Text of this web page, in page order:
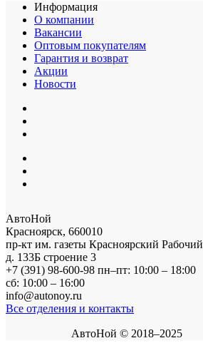
Информация
О компании
Вакансии
Оптовым покупателям
Гарантия и возврат
Акции
Новости
АвтоНой
Красноярск, 660010
пр-кт им. газеты Красноярский Рабочий
д. 133Б строение 3
+7 (391) 98-600-98 пн–пт: 10:00 – 18:00
сб: 10:00 – 16:00
info@autonoy.ru
Все отделения и контакты
АвтоНой © 2018–2025